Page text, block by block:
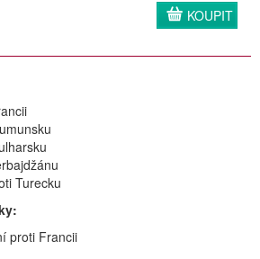
KOUPIT
Turecku
proti Francii